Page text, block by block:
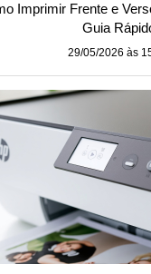
Imprimir Frente e
Guia
29/05/2026 às